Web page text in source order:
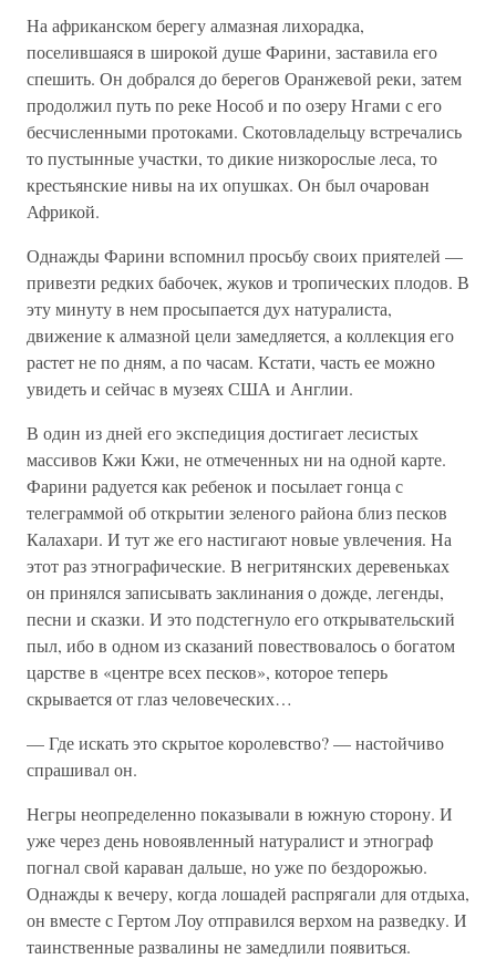
На африканском берегу алмазная лихорадка,
поселившаяся в широкой душе Фарини, заставила его
спешить. Он добрался до берегов Оранжевой реки, затем
продолжил путь по реке Нособ и по озеру Нгами с его
бесчисленными протоками. Скотовладельцу встречались
то пустынные участки, то дикие низкорослые леса, то
крестьянские нивы на их опушках. Он был очарован
Африкой.
Однажды Фарини вспомнил просьбу своих приятелей —
привезти редких бабочек, жуков и тропических плодов. В
эту минуту в нем просыпается дух натуралиста,
движение к алмазной цели замедляется, а коллекция его
растет не по дням, а по часам. Кстати, часть ее можно
увидеть и сейчас в музеях США и Англии.
В один из дней его экспедиция достигает лесистых
массивов Кжи Кжи, не отмеченных ни на одной карте.
Фарини радуется как ребенок и посылает гонца с
телеграммой об открытии зеленого района близ песков
Калахари. И тут же его настигают новые увлечения. На
этот раз этнографические. В негритянских деревеньках
он принялся записывать заклинания о дожде, легенды,
песни и сказки. И это подстегнуло его открывательский
пыл, ибо в одном из сказаний повествовалось о богатом
царстве в «центре всех песков», которое теперь
скрывается от глаз человеческих…
— Где искать это скрытое королевство? — настойчиво
спрашивал он.
Негры неопределенно показывали в южную сторону. И
уже через день новоявленный натуралист и этнограф
погнал свой караван дальше, но уже по бездорожью.
Однажды к вечеру, когда лошадей распрягали для отдыха,
он вместе с Гертом Лоу отправился верхом на разведку. И
таинственные развалины не замедлили появиться.